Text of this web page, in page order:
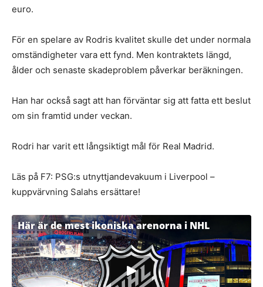
euro.
För en spelare av Rodris kvalitet skulle det under normala
omständigheter vara ett fynd. Men kontraktets längd,
ålder och senaste skadeproblem påverkar beräkningen.
Han har också sagt att han förväntar sig att fatta ett beslut
om sin framtid under veckan.
Rodri har varit ett långsiktigt mål för Real Madrid.
Läs på F7: PSG:s utnyttjandevakuum i Liverpool –
kuppvärvning Salahs ersättare!